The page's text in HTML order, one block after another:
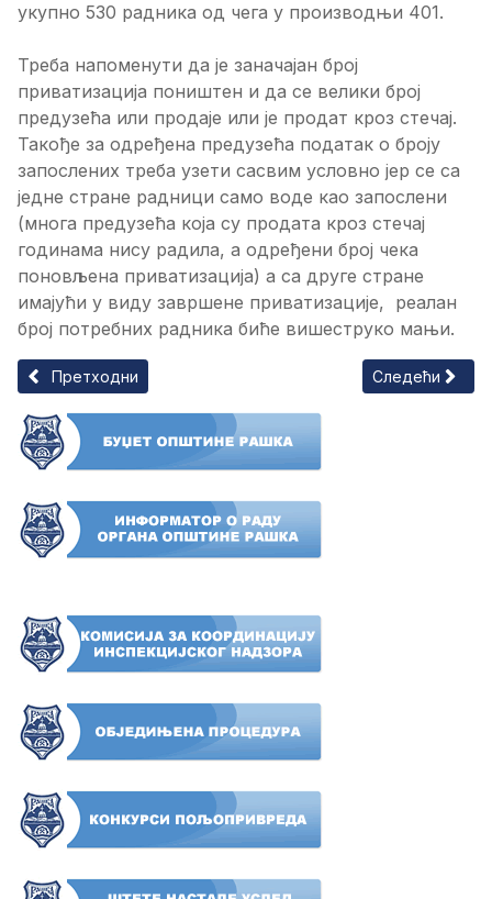
укупно 530 радника од чега у производњи 401.
Треба напоменути да је заначајан број
приватизација поништен и да се велики број
предузећа или продаје или је продат кроз стечај.
Такође за одређена предузећа податак о броју
запослених треба узети сасвим условно јер се са
једне стране радници само воде као запослени
(многа предузећа која су продата кроз стечај
годинама нису радила, а одређени број чека
поновљена приватизација) а са друге стране
имајући у виду завршене приватизације, реалан
број потребних радника биће вишеструко мањи.
Претходни чланак: Мала и средња предузећа
Претходни Следећи
Следећи